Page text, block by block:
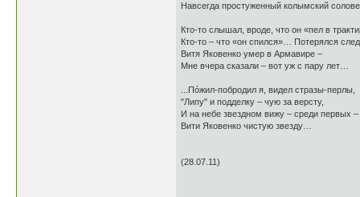
Навсегда простуженный колымский
Кто-то слышал, вроде, что он «пел в
Кто-то – что «он спился»… Потерялся
Витя Яковенко умер в Армавире –
Мне вчера сказали – вот уж с пару лет…
...Пóжил-побродил я, видел стразы-перлы,
"Липу" и подделку – чую за версту,
И на небе звездном вижу – среди первых –
Вити Яковенко чистую звезду…
(28.07.11)